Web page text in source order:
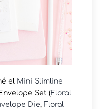
el Mini Slimline
Set (Floral
Die, Floral